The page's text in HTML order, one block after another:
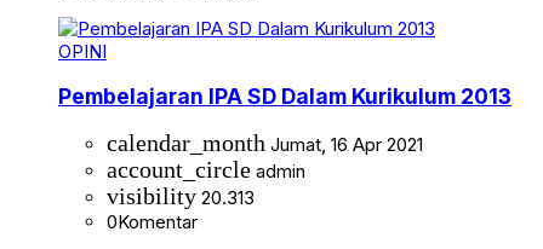
OPINI
Pembelajaran IPA SD Dalam Kurikulum 2013
calendar_month Jumat, 16 Apr 2021
account_circle admin
visibility 20.313
0Komentar